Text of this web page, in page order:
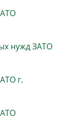
нужд ЗАТО
г.